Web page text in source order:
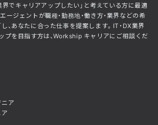
界でキャリアアップしたい」と考えている方に最適
ージェントが職種・勤務地・働き方・業界などの希
、あなたに合った仕事を提案します。IT・DX業界
プを目指す方は、Workship キャリアにご相談くだ
ア